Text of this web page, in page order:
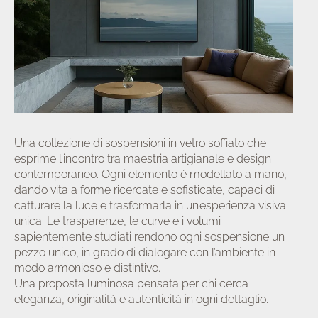
Una collezione di sospensioni in vetro soffiato che
esprime l’incontro tra maestria artigianale e design
contemporaneo. Ogni elemento è modellato a mano,
dando vita a forme ricercate e sofisticate, capaci di
catturare la luce e trasformarla in un’esperienza visiva
unica. Le trasparenze, le curve e i volumi
sapientemente studiati rendono ogni sospensione un
pezzo unico, in grado di dialogare con l’ambiente in
modo armonioso e distintivo.
Una proposta luminosa pensata per chi cerca
eleganza, originalità e autenticità in ogni dettaglio.
disattiva